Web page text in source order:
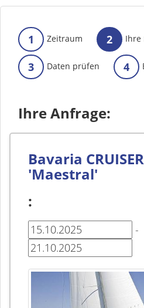
1 Zeitraum 2 Ihre
3 Daten prüfen 4
Ihre Anfrage:
Bavaria
'Maestral'
:
-